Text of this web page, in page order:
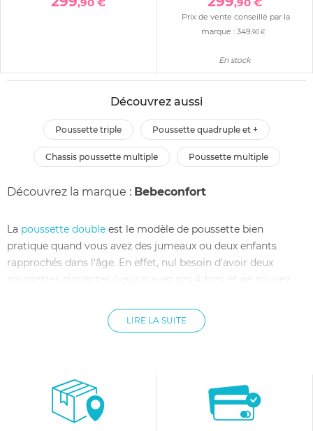
Prix de vente conseillé par la
marque : 349 ,90 €
En stock
Découvrez aussi
poussette triple poussette quadruple et +
chassis poussette multiple poussette multiple
Découvrez la marque : Bebeconfort
La poussette double est le modèle de poussette bien
pratique quand vous avez des jumeaux ou deux enfants
rapprochés dans l'âge. En effet, nul besoin d'avoir deux
poussettes distinctes (vous n'avez pas 4 bras et ne pouvez
une seule et même poussette, qui est composée de deux
hamacs, un pour chaque bébé.
assis l'un derrière l'autre. La version que vous choisirez
correspond à celle qui vous conviendra le mieux en terme
d'espace (mieux vaut opter pour une version “en ligne” si
LIRE LA SUITE